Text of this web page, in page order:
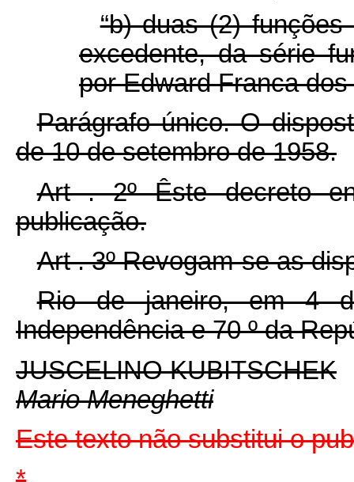
“b) duas (2)
excedente, da série
por Edward Franca
Parágrafo único. O
de 10 de setembro de 1958.
Art . 2º Êste decreto
publicação.
Art . 3º Revogam-se as
Rio de janeiro, em 4
Independência e 70 º da
JUSCELINO KUBITSCHEK
Mario Meneghetti
Este texto não substitui o